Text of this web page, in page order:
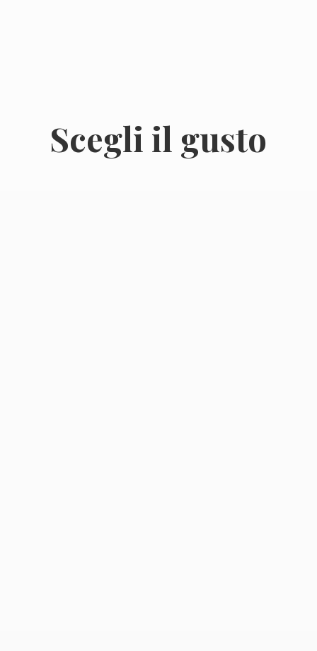
Scegli il gusto